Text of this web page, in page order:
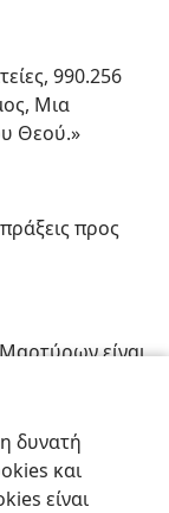
δυνατή
και
είναι
990.256
Μια
Θεού.»
προς
είναι